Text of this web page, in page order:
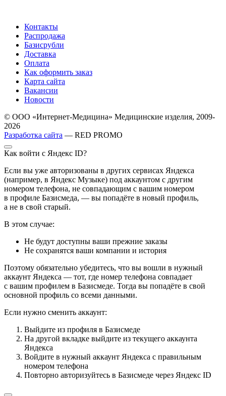
Контакты
Распродажа
Базисрубли
Доставка
Оплата
Как оформить заказ
Карта сайта
Вакансии
Новости
© ООО «Интернет-Медицина» Медицинские изделия, 2009-
2026
Разработка сайта — RED PROMO
Как войти с Яндекс ID?
Если вы уже авторизованы в других сервисах Яндекса
(например, в Яндекс Музыке) под аккаунтом с другим
номером телефона, не совпадающим с вашим номером
в профиле Базисмеда, — вы попадёте в новый профиль,
а не в свой старый.
В этом случае:
Не будут доступны ваши прежние заказы
Не сохранятся ваши компании и история
Поэтому обязательно убедитесь, что вы вошли в нужный
аккаунт Яндекса — тот, где номер телефона совпадает
с вашим профилем в Базисмеде. Тогда вы попадёте в свой
основной профиль со всеми данными.
Если нужно сменить аккаунт:
Выйдите из профиля в Базисмеде
На другой вкладке выйдите из текущего аккаунта
Яндекса
Войдите в нужный аккаунт Яндекса с правильным
номером телефона
Повторно авторизуйтесь в Базисмеде через Яндекс ID